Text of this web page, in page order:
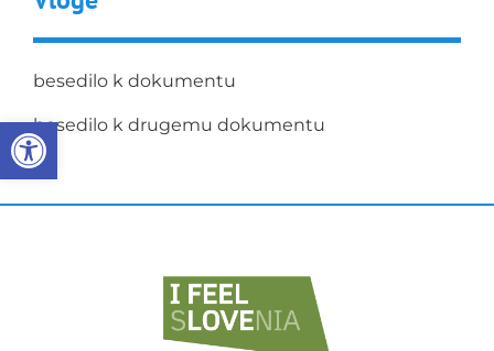
Open toolbar
besedilo k dokumentu
besedilo k drugemu dokumentu